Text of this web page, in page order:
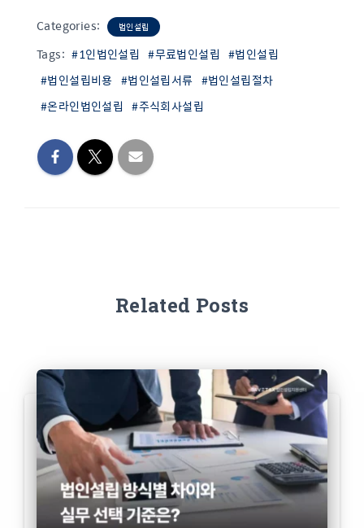
Categories: 법인설립
Tags: #1인법인설립 #무료법인설립 #법인설립
#법인설립비용 #법인설립서류 #법인설립절차
#온라인법인설립 #주식회사설립
Related Posts